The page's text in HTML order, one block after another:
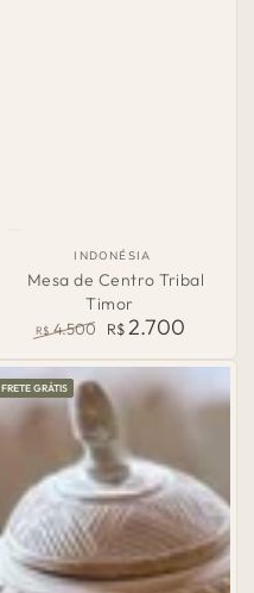
País
de
Origem:
INDONÉSIA
Mesa de Centro Tribal
Timor
normal
R$ 4.500
de
venda
R$2.700
FRETE GRÁTIS